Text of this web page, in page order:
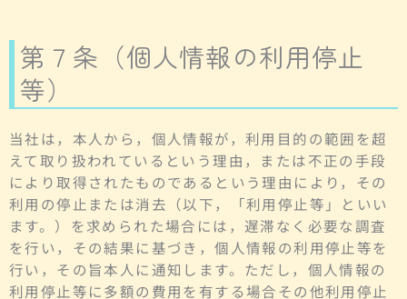
第７条（個人情報の利用停止
等）
当社は，本人から，個人情報が，利用目的の範囲を超
えて取り扱われているという理由，または不正の手段
により取得されたものであるという理由により，その
利用の停止または消去（以下，「利用停止等」といい
ます。）を求められた場合には，遅滞なく必要な調査
を行い，その結果に基づき，個人情報の利用停止等を
行い，その旨本人に通知します。ただし，個人情報の
利用停止等に多額の費用を有する場合その他利用停止